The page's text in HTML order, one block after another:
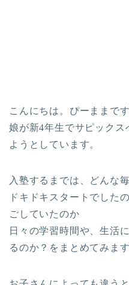
こんにちは。ぴーままです
娘が新4年生でサピック
ようとしています。
入塾するまでは、どんな
ドキドキスタートでした
ごしていたのか
日々の学習時間や、生活
るのか？をまとめてみます